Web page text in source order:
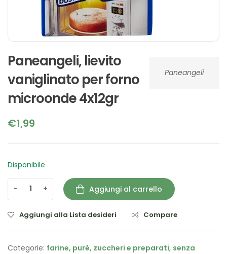
Paneangeli
Paneangeli, lievito
vaniglinato per forno
microonde 4x12gr
€1,99
Disponibile
- + Aggiungi al carrello
Aggiungi alla Lista desideri Compare
Categorie: farine, purè, zuccheri e preparati, senza